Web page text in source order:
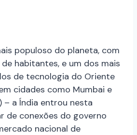
populoso do planeta, com
de habitantes, e um dos mais
de tecnologia do Oriente
cidades como Mumbai e
– a Índia entrou nesta
de conexões do governo
nacional de